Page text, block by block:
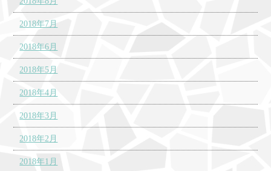
2018年7月
2018年6月
2018年5月
2018年4月
2018年3月
2018年2月
2018年1月